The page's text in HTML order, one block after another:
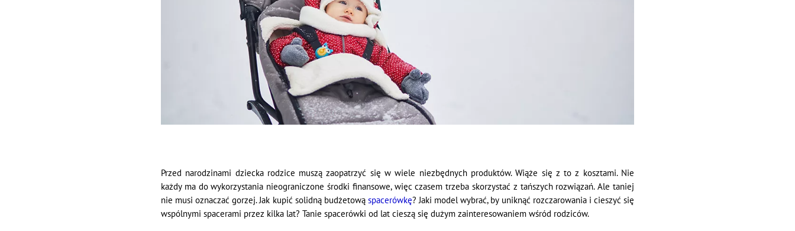
Przed narodzinami dziecka rodzice muszą zaopatrzyć się w wiele niezbędnych produktów. Wiąże się z to z kosztami. Nie
każdy ma do wykorzystania nieograniczone środki finansowe, więc czasem trzeba skorzystać z tańszych rozwiązań. Ale taniej
nie musi oznaczać gorzej. Jak kupić solidną budżetową spacerówkę? Jaki model wybrać, by uniknąć rozczarowania i cieszyć się
wspólnymi spacerami przez kilka lat? Tanie spacerówki od lat cieszą się dużym zainteresowaniem wśród rodziców.